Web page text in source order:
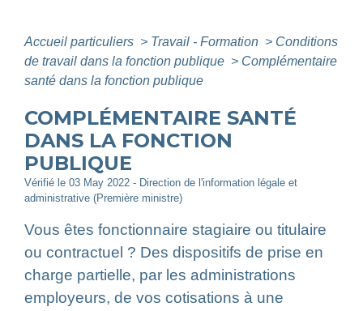
Accueil particuliers > Travail - Formation > Conditions
de travail dans la fonction publique > Complémentaire
santé dans la fonction publique
COMPLÉMENTAIRE SANTÉ
DANS LA FONCTION
PUBLIQUE
Vérifié le 03 May 2022 - Direction de l'information légale et
administrative (Première ministre)
Vous êtes fonctionnaire stagiaire ou titulaire
ou contractuel ? Des dispositifs de prise en
charge partielle, par les administrations
employeurs, de vos cotisations à une